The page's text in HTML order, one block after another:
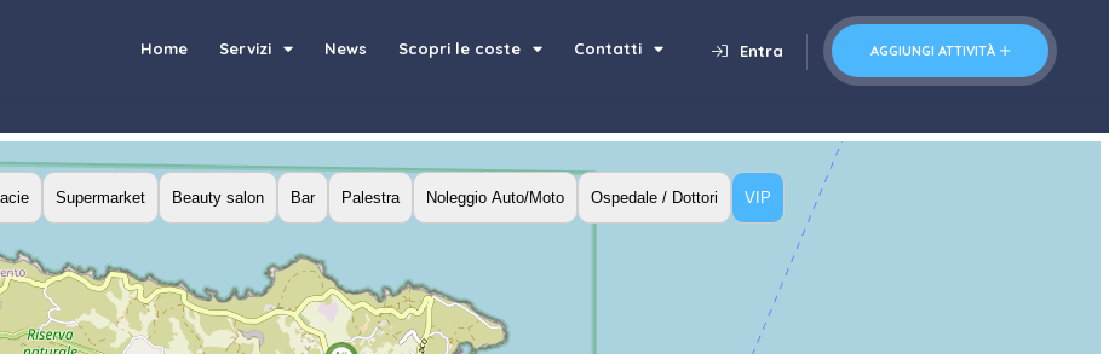
AGGIUNGI ATTIVITÀ
Entra
Home Servizi News Scopri le coste Contatti
Supermarket Beauty salon Bar Palestra Noleggio Auto/Moto Ospedale / Dottori VIP